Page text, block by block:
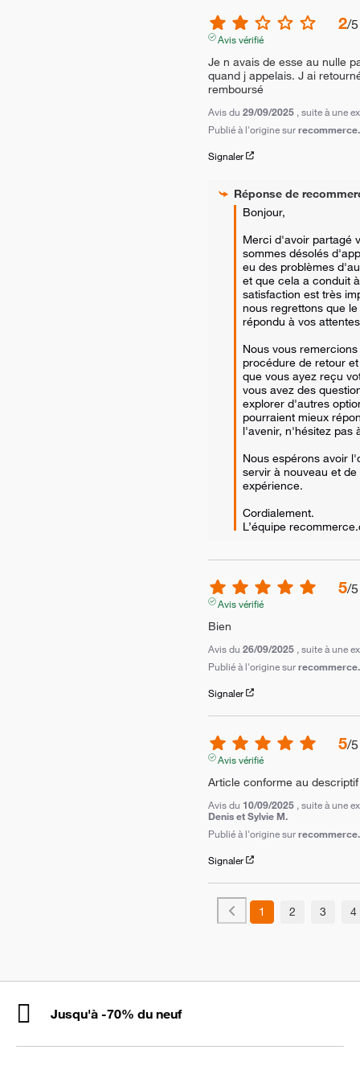
2/5
Avis vérifié
Je n avais de esse au nulle
quand j appelais. J ai
remboursé
Avis du 29/09/2025 , suite à une
Publié à l'origine sur
Signaler
Réponse de
Bonjour,
Merci d'avoir partagé
sommes désolés
eu des problèmes
et que cela a conduit
satisfaction est très
nous regrettons que
répondu à vos
Nous vous
procédure de retour
que vous ayez reçu
vous avez des
explorer d'autres
pourraient mieux
l'avenir, n'hésitez pas
Nous espérons avoir
servir à nouveau et
expérience.
Cordialement.
L’équipe
5/5
Avis vérifié
Bien
Avis du 26/09/2025 , suite à une
Publié à l'origine sur
Signaler
5/5
Avis vérifié
Article conforme au descriptif
Avis du 10/09/2025 , suite à une
Denis et Sylvie M.
Publié à l'origine sur
Signaler
1 2 3 4
Jusqu'à -70% du neuf